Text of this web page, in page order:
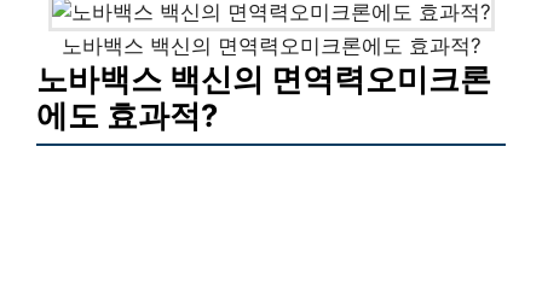
노바백스 백신의 면역력오미크론에도 효과적?
노바백스 백신의 면역력오미크론
에도 효과적?